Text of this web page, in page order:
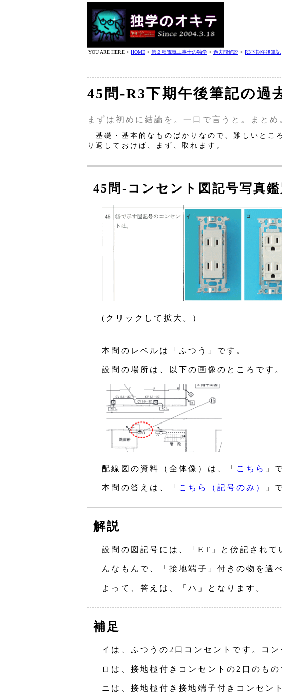
YOU ARE HERE > HOME > 第２種電気工事士の独学 > 過去問解説 > R3下期午後筆記
45問‐R3下期午後筆記の過
まずは初めに結論を。一口で言うと。まとめ
基礎・基本的なものばかりなので、難しいとこ
り返しておけば、まず、取れます。
45問‐コンセント図記号写真鑑
(クリックして拡大。）
本問のレベルは「ふつう」です。
設問の場所は、以下の画像のところです。
配線図の資料（全体像）は、「 こちら 」
本問の答えは、「 こちら（記号のみ） 」
解説
設問の図記号には、「ET」と傍記されて
んなもんで、「接地端子」付きの物を選
よって、答えは、「ハ」となります。
補足
イは、ふつうの2口コンセントです。コン
ロは、接地極付きコンセントの2口のもの
ニは、接地極付き接地端子付きコンセン